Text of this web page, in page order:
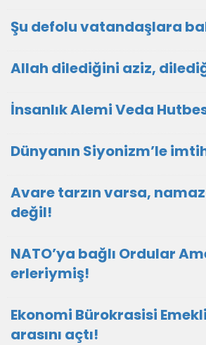
Şu defolu vatandaşlara
Allah dilediğini aziz,
İnsanlık Alemi Veda
Dünyanın Siyonizm’le
Avare tarzın varsa,
değil!
NATO’ya bağlı Ordular
erleriymiş!
Ekonomi Bürokrasisi
arasını açtı!